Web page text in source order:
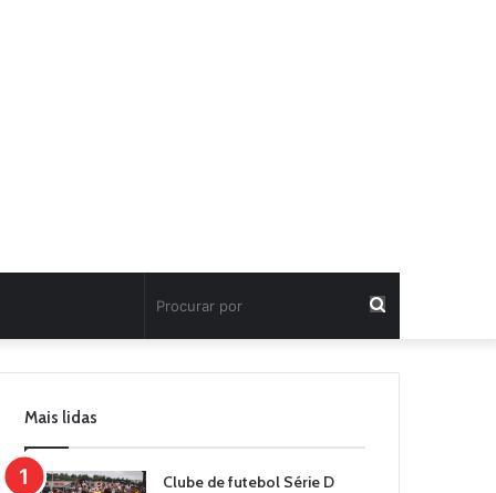
por
Mais lidas
Clube de futebol Série D